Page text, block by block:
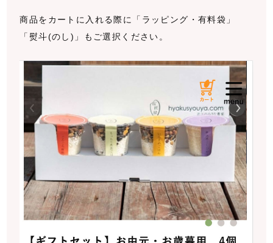
商品をカートに入れる際に「ラッピング・有料袋」
「熨斗(のし)」もご選択ください。